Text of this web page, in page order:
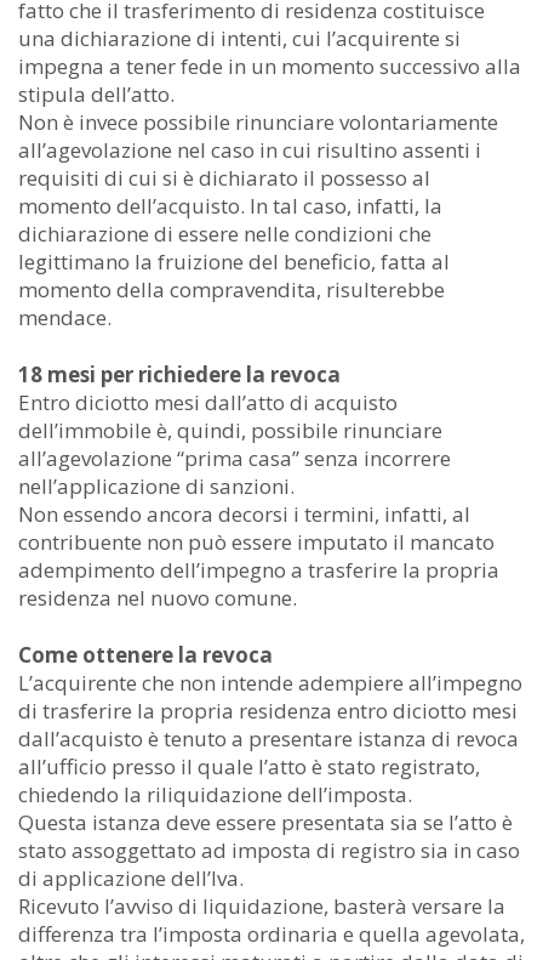
fatto che il trasferimento di residenza costituisce
una dichiarazione di intenti, cui l’acquirente si
impegna a tener fede in un momento successivo alla
stipula dell’atto.
Non è invece possibile rinunciare volontariamente
all’agevolazione nel caso in cui risultino assenti i
requisiti di cui si è dichiarato il possesso al
momento dell’acquisto. In tal caso, infatti, la
dichiarazione di essere nelle condizioni che
legittimano la fruizione del beneficio, fatta al
momento della compravendita, risulterebbe
mendace.
18 mesi per richiedere la revoca
Entro diciotto mesi dall’atto di acquisto
dell’immobile è, quindi, possibile rinunciare
all’agevolazione “prima casa” senza incorrere
nell’applicazione di sanzioni.
Non essendo ancora decorsi i termini, infatti, al
contribuente non può essere imputato il mancato
adempimento dell’impegno a trasferire la propria
residenza nel nuovo comune.
Come ottenere la revoca
L’acquirente che non intende adempiere all’impegno
di trasferire la propria residenza entro diciotto mesi
dall’acquisto è tenuto a presentare istanza di revoca
all’ufficio presso il quale l’atto è stato registrato,
chiedendo la riliquidazione dell’imposta.
Questa istanza deve essere presentata sia se l’atto è
stato assoggettato ad imposta di registro sia in caso
di applicazione dell’Iva.
Ricevuto l’avviso di liquidazione, basterà versare la
differenza tra l’imposta ordinaria e quella agevolata,